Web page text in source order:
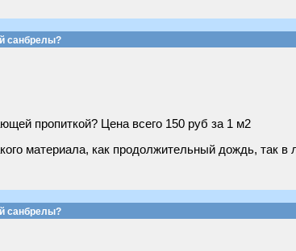
санбрелы?
пропиткой? Цена всего 150 руб за 1 м2
материала, как продолжительный дождь, так
санбрелы?